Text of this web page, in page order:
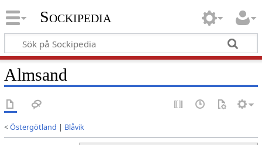
Sockipedia
Almsand
<Östergötland | Blåvik